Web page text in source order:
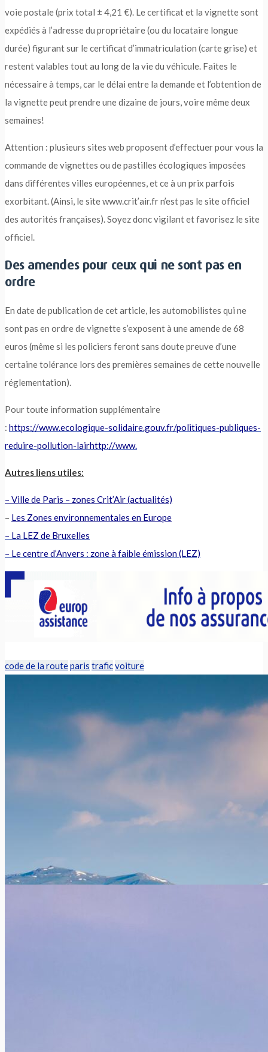
voie postale (prix total ± 4,21 €). Le certificat et la vignette sont
expédiés à l’adresse du propriétaire (ou du locataire longue
durée) figurant sur le certificat d’immatriculation (carte grise) et
restent valables tout au long de la vie du véhicule. Faites le
nécessaire à temps, car le délai entre la demande et l’obtention de
la vignette peut prendre une dizaine de jours, voire même deux
semaines!
Attention : plusieurs sites web proposent d’effectuer pour vous la
commande de vignettes ou de pastilles écologiques imposées
dans différentes villes européennes, et ce à un prix parfois
exorbitant. (Ainsi, le site www.crit’air.fr n’est pas le site officiel
des autorités françaises). Soyez donc vigilant et favorisez le site
officiel.
Des amendes pour ceux qui ne sont pas en
ordre
En date de publication de cet article, les automobilistes qui ne
sont pas en ordre de vignette s’exposent à une amende de 68
euros (même si les policiers feront sans doute preuve d’une
certaine tolérance lors des premières semaines de cette nouvelle
réglementation).
Pour toute information supplémentaire
: https://www.ecologique-solidaire.gouv.fr/politiques-publiques-
reduire-pollution-lairhttp://www.
Autres liens utiles:
– Ville de Paris – zones Crit’Air (actualités)
– Les Zones environnementales en Europe
– La LEZ de Bruxelles
– Le centre d’Anvers : zone à faible émission (LEZ)
code de la routeparis traficvoiture